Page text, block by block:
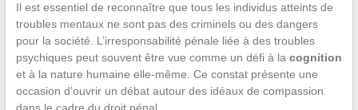
Il est essentiel de reconnaître que tous les individus atteints de
troubles mentaux ne sont pas des criminels ou des dangers
pour la société. L’irresponsabilité pénale liée à des troubles
psychiques peut souvent être vue comme un défi à la cognition
et à la nature humaine elle-même. Ce constat présente une
occasion d’ouvrir un débat autour des idéaux de compassion